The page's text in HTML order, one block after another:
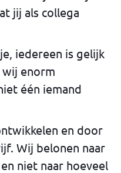
jij als collega
iedereen is gelijk
wij enorm
één iemand
en door
Wij belonen naar
niet naar hoeveel